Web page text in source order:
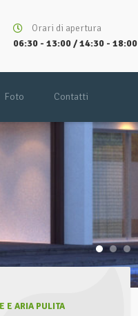
Orari di apertura
06:30 - 13:00 / 14:30 - 18:00
Foto Contatti
E ARIA PULITA